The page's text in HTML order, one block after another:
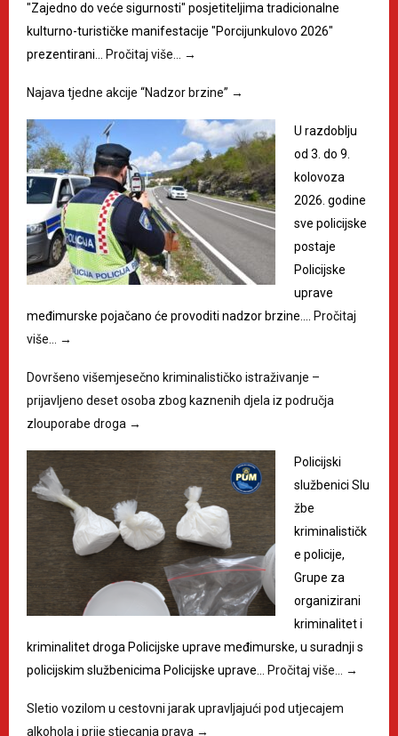
"Zajedno do veće sigurnosti" posjetiteljima tradicionalne
kulturno-turističke manifestacije "Porcijunkulovo 2026"
prezentirani… Pročitaj više… →
Najava tjedne akcije “Nadzor brzine” →
U razdoblju
od 3. do 9.
kolovoza
2026. godine
sve policijske
postaje
Policijske
uprave
međimurske pojačano će provoditi nadzor brzine.… Pročitaj
više… →
Dovršeno višemjesečno kriminalističko istraživanje –
prijavljeno deset osoba zbog kaznenih djela iz područja
zlouporabe droga →
Policijski
službenici Slu
žbe
kriminalističk
e policije,
Grupe za
organizirani
kriminalitet i
kriminalitet droga Policijske uprave međimurske, u suradnji s
policijskim službenicima Policijske uprave… Pročitaj više… →
Sletio vozilom u cestovni jarak upravljajući pod utjecajem
alkohola i prije stjecanja prava →